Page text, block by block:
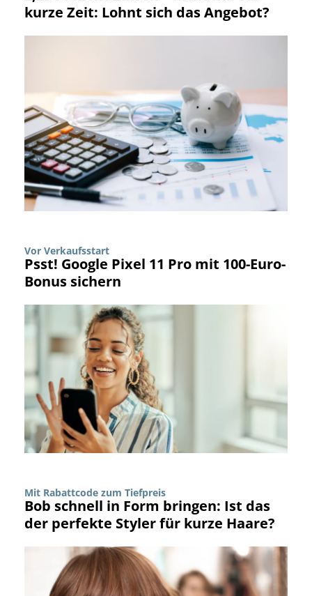
kurze Zeit: Lohnt sich das Angebot?
Vor Verkaufsstart
Psst! Google Pixel 11 Pro mit 100-Euro-
Bonus sichern
Mit Rabattcode zum Tiefpreis
Bob schnell in Form bringen: Ist das
der perfekte Styler für kurze Haare?